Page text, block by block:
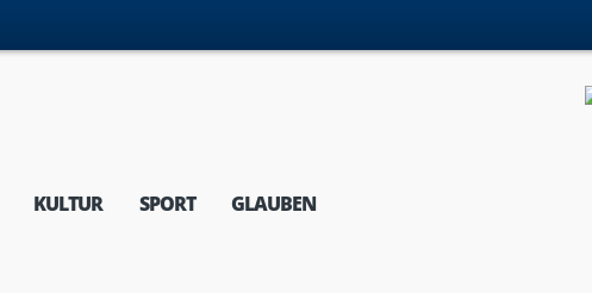
KULTUR SPORT GLAUBEN